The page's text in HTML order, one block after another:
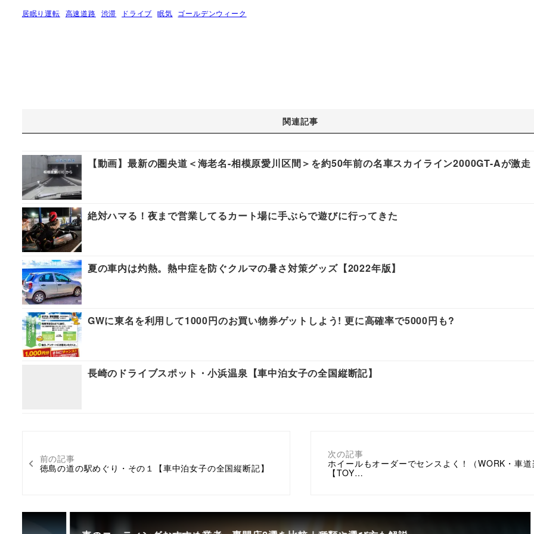
居眠り運転 高速道路 渋滞 ドライブ 眠気 ゴールデンウィーク
前の記事
徳島の道の駅めぐり・その１【車中泊女子の全国縦断記】
次の記事
ホイールもオーダーでセンスよく！（WORK・車
【TOY…
関連記事
【動画】最新の圏央道＜海老名-相模原愛川区間＞を約50年前の名車スカイライン2000GT-Aが激走
絶対ハマる！夜まで営業してるカート場に手ぶらで遊びに行ってきた
夏の車内は灼熱。熱中症を防ぐクルマの暑さ対策グッズ【2022年版】
GWに東名を利用して1000円のお買い物券ゲットしよう! 更に高確率で5000円も?
長崎のドライブスポット・小浜温泉【車中泊女子の全国縦断記】